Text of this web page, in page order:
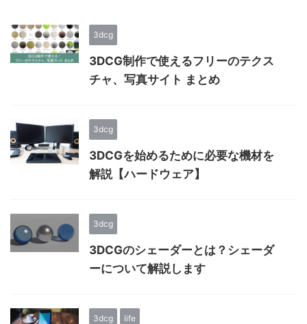
3dcg
3DCG制作で使えるフリーのテクス
チャ、写真サイト まとめ
3dcg
3DCGを始めるために必要な機材を
解説【ハードウェア】
3dcg
3DCGのシェーダーとは？シェーダ
ーについて解説します
3dcg life